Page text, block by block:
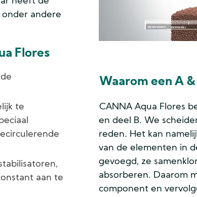
andere
Flores
te
aan te
Waarom een A
CANNA Aqua Flores
en deel B. We
reden. Het kan
van de elementen in
gevoegd, ze
absorberen. Daarom
component en